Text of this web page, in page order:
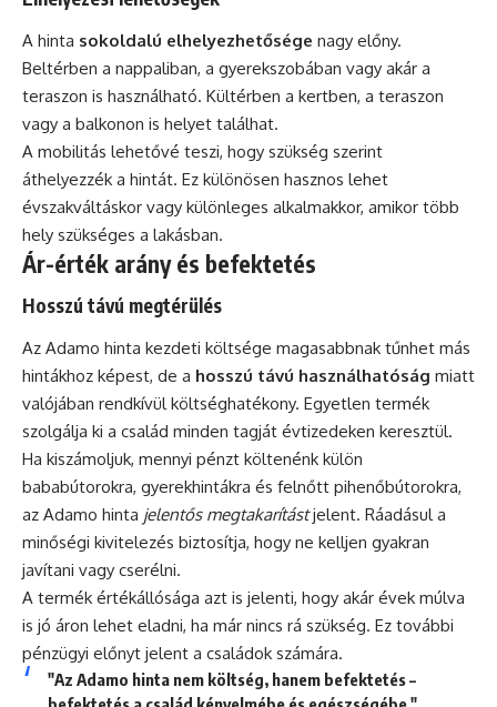
A hinta sokoldalú elhelyezhetősége nagy előny.
Beltérben a nappaliban, a gyerekszobában vagy akár a
teraszon is használható. Kültérben a kertben, a teraszon
vagy a balkonon is helyet találhat.
A mobilitás lehetővé teszi, hogy szükség szerint
áthelyezzék a hintát. Ez különösen hasznos lehet
évszakváltáskor vagy különleges alkalmakkor, amikor több
hely szükséges a lakásban.
Ár-érték arány és befektetés
Hosszú távú megtérülés
Az Adamo hinta kezdeti költsége magasabbnak tűnhet más
hintákhoz képest, de a hosszú távú használhatóság miatt
valójában rendkívül költséghatékony. Egyetlen termék
szolgálja ki a család minden tagját évtizedeken keresztül.
Ha kiszámoljuk, mennyi pénzt költenénk külön
bababútorokra, gyerekhintákra és felnőtt pihenőbútorokra,
az Adamo hinta jelentős megtakarítástjelent. Ráadásul a
minőségi kivitelezés biztosítja, hogy ne kelljen gyakran
javítani vagy cserélni.
A termék értékállósága azt is jelenti, hogy akár évek múlva
is jó áron lehet eladni, ha már nincs rá szükség. Ez további
pénzügyi előnyt jelent a családok számára.
"Az Adamo hinta nem költség, hanem befektetés –